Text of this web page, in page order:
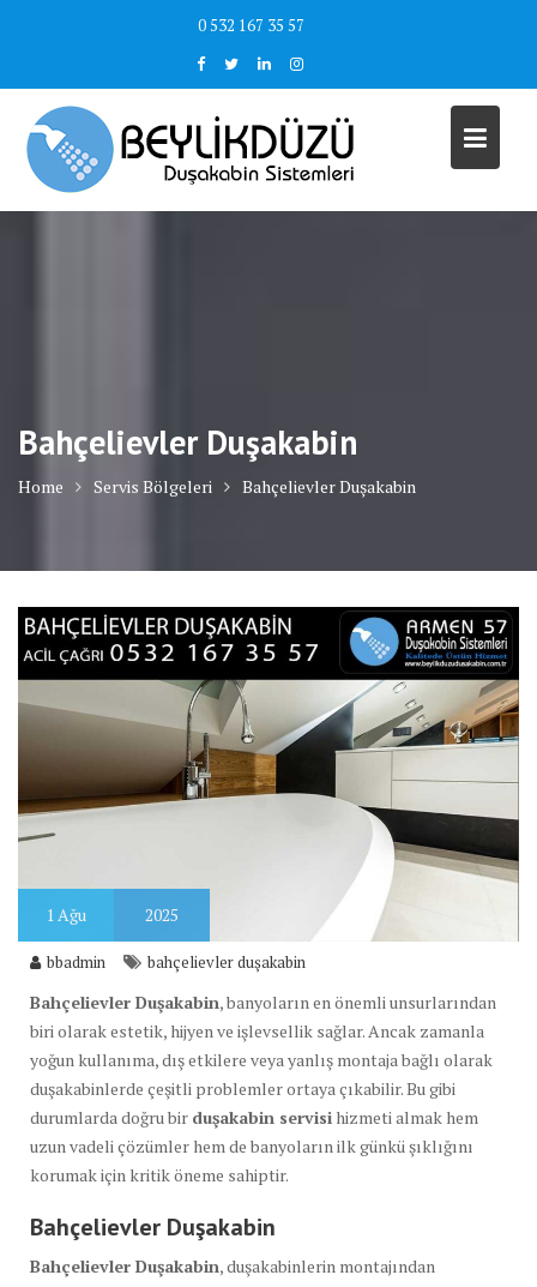
0 532 167 35 57
Bahçelievler Duşakabin
Home Servis Bölgeleri Bahçelievler Duşakabin
1 Ağu 2025
bbadmin bahçelievler duşakabin
Bahçelievler Duşakabin, banyoların en önemli unsurlarından
biri olarak estetik, hijyen ve işlevsellik sağlar. Ancak zamanla
yoğun kullanıma, dış etkilere veya yanlış montaja bağlı olarak
duşakabinlerde çeşitli problemler ortaya çıkabilir. Bu gibi
durumlarda doğru bir duşakabin servisi hizmeti almak hem
uzun vadeli çözümler hem de banyoların ilk günkü şıklığını
korumak için kritik öneme sahiptir.
Bahçelievler Duşakabin
Bahçelievler Duşakabin, duşakabinlerin montajından